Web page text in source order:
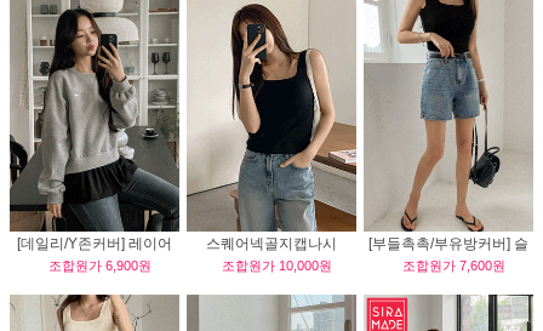
[데일리/Y존커버] 레이어
드 프릴 끈나시
조합원가6,900원
스퀘어넥골지캡나시
조합원가 10,000원
[부들촉촉/부유방커버] 슬
림핏 나시티
조합원가7,600원